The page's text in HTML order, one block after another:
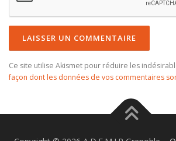
Ce site utilise Akismet pour réduire les
façon dont les données de vos commentaires